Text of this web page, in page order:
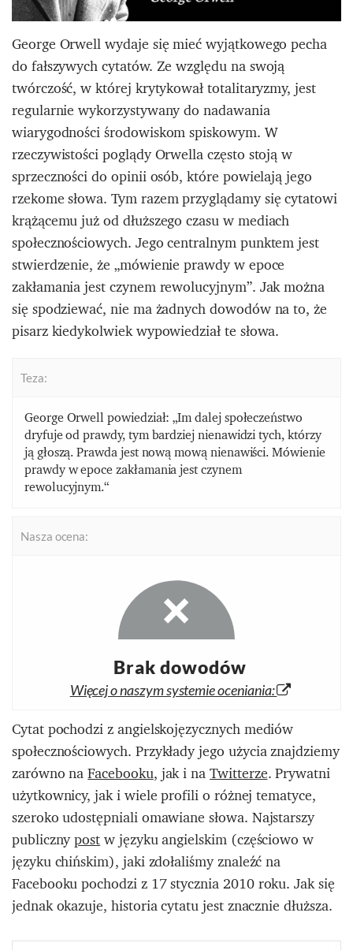
George Orwell wydaje się mieć wyjątkowego pecha
do fałszywych cytatów. Ze względu na swoją
twórczość, w której krytykował totalitaryzmy, jest
regularnie wykorzystywany do nadawania
wiarygodności środowiskom spiskowym. W
rzeczywistości poglądy Orwella często stoją w
sprzeczności do opinii osób, które powielają jego
rzekome słowa. Tym razem przyglądamy się cytatowi
krążącemu już od dłuższego czasu w mediach
społecznościowych. Jego centralnym punktem jest
stwierdzenie, że „mówienie prawdy w epoce
zakłamania jest czynem rewolucyjnym”. Jak można
się spodziewać, nie ma żadnych dowodów na to, że
pisarz kiedykolwiek wypowiedział te słowa.
Teza:
George Orwell powiedział: „Im dalej społeczeństwo
dryfuje od prawdy, tym bardziej nienawidzi tych, którzy
ją głoszą. Prawda jest nową mową nienawiści. Mówienie
prawdy w epoce zakłamania jest czynem
rewolucyjnym.“
Nasza ocena:
Brak dowodów
Więcej o naszym systemie oceniania:
Cytat pochodzi z angielskojęzycznych mediów
społecznościowych. Przykłady jego użycia znajdziemy
zarówno naFacebooku, jak i naTwitterze. Prywatni
użytkownicy, jak i wiele profili o różnej tematyce,
szeroko udostępniali omawiane słowa. Najstarszy
publicznypostw języku angielskim (częściowo w
języku chińskim), jaki zdołaliśmy znaleźć na
Facebooku pochodzi z 17 stycznia 2010 roku. Jak się
jednak okazuje, historia cytatu jest znacznie dłuższa.